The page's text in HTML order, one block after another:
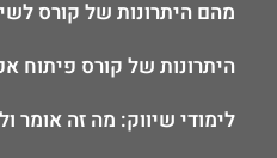
מהם היתרונות של קורס
היתרונות של קורס פיתוח
לימודי שיווק: מה זה אומר